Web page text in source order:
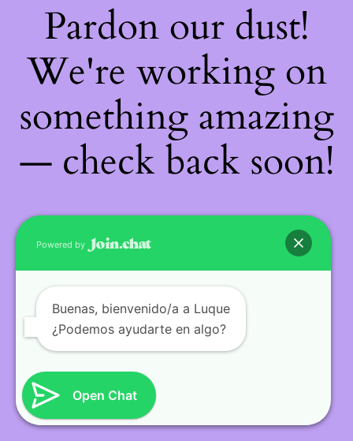
Pardon our dust!
We're working on
something amazing
— check back soon!
Powered by
Buenas, bienvenido/a a Luque
¿Podemos ayudarte en algo?
Open Chat